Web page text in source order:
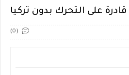
على التحرك بدون تركيا
(0)